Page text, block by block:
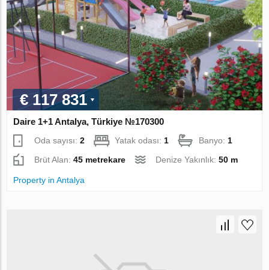
€ 117 831
Daire 1+1 Antalya, Türkiye №170300
Oda sayısı:2 Yatak odası: 1 Banyo: 1
Brüt Alan:45 metrekare Denize Yakınlık:50 m
Property in Antalya